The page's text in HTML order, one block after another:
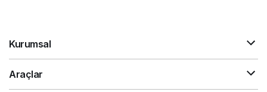
Kurumsal
Araçlar